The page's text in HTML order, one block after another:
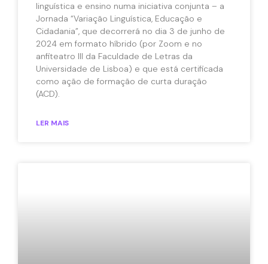
linguística e ensino numa iniciativa conjunta – a
Jornada “Variação Linguística, Educação e
Cidadania”, que decorrerá no dia 3 de junho de
2024 em formato híbrido (por Zoom e no
anfiteatro III da Faculdade de Letras da
Universidade de Lisboa) e que está certificada
como ação de formação de curta duração
(ACD).
LER MAIS